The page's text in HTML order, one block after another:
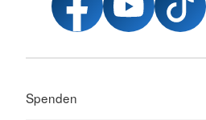
Spenden